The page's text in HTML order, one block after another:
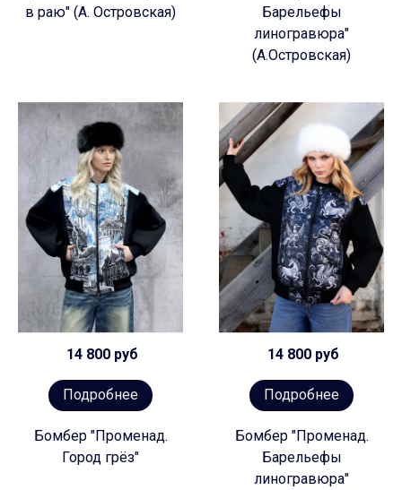
в раю" (А. Островская)
Барельефы
линогравюра"
(А.Островская)
14 800 руб
Подробнее
Бомбер "Променад.
Город грёз"
14 800 руб
Подробнее
Бомбер "Променад.
Барельефы
линогравюра"